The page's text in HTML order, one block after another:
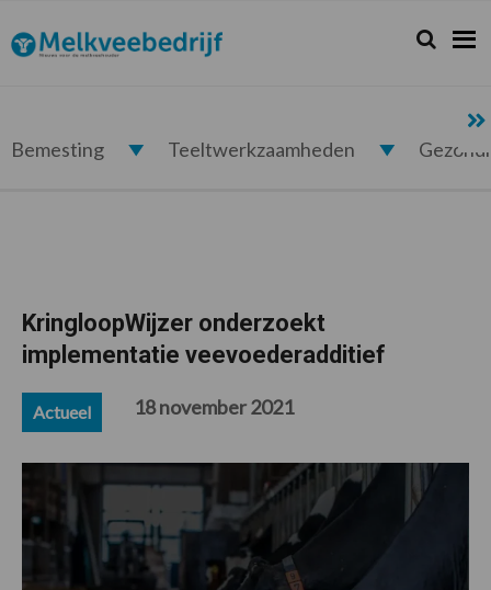
de
hoofdnavigatie
de
hoofd
de
eerste
de
voettekst
Melkveebedrijf.nl Zoeken...
Zoek
Bemesting Teeltwerkzaamheden
KringloopWijzer onderzoekt
implementatie veevoederadditief
Actueel 18 november 2021